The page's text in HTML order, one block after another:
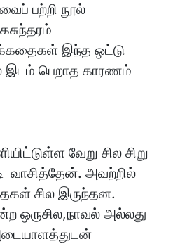
பற்றி நூல்
இக்கதைகள் இந்த ஒட்டு
பெறாத காரணம்
வேறு சில சிறு
வாசித்தேன். அவற்றில்
சில இருந்தன.
ஒருசில,நாவல் அல்லது